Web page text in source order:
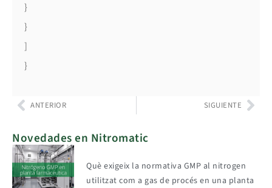
}
}
]
}
ANTERIOR SIGUIENTE
Novedades en Nitromatic
Què exigeix la normativa GMP al nitrogen
utilitzat com a gas de procés en una planta